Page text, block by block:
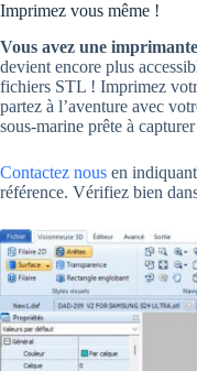
Imprimez vous même !
Vous avez une
devient encore plus
fichiers STL ! Imprimez
partez à l’aventure avec
sous-marine prête à
Contactez nous en
référence. Vérifiez bien